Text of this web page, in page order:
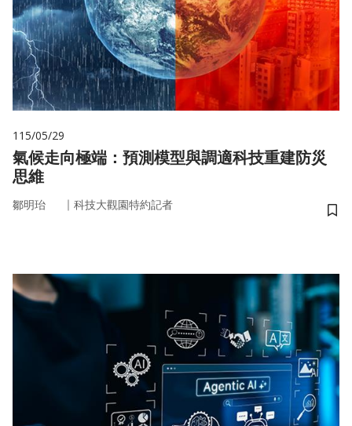
115/05/29
氣候走向極端：預測模型與調適科技重建防災
思維
鄒明珆 ｜ 科技大觀園特約記者
儲